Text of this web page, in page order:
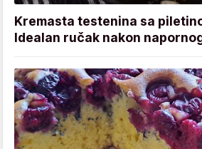
Kremasta testenina sa
Idealan ručak nakon